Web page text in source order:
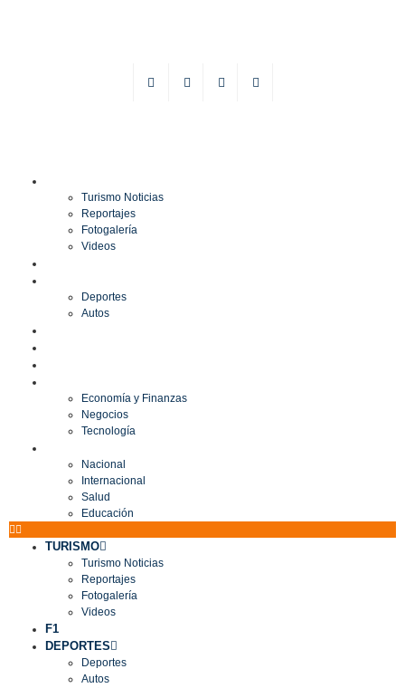
Turismo Noticias
Reportajes
Fotogalería
Videos
Deportes
Autos
Economía y Finanzas
Negocios
Tecnología
Nacional
Internacional
Salud
Educación
TURISMO
Turismo Noticias
Reportajes
Fotogalería
Videos
F1
DEPORTES
Deportes
Autos